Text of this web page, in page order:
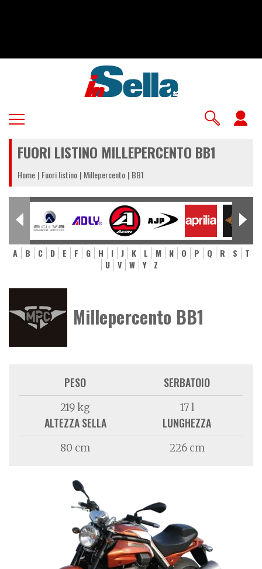
FUORI LISTINO MILLEPERCENTO BB1
Home Fuori listino Millepercento BB1
A B C D E F G H I J K L M N O P Q R S
T
U
V W Y Z
Millepercento BB1
PESO
219 kg
SERBATOIO
17 l
ALTEZZA SELLA
80 cm
LUNGHEZZA
226 cm